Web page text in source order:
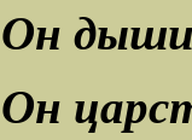
Он
Он